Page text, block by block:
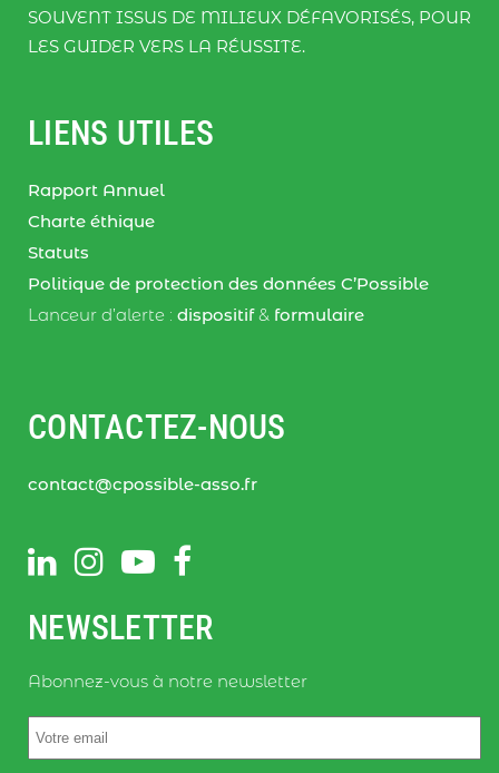
SOUVENT ISSUS DE MILIEUX DÉFAVORISÉS, POUR
LES GUIDER VERS LA RÉUSSITE.
LIENS UTILES
Rapport Annuel
Charte éthique
Statuts
Politique de protection des données C’Possible
Lanceur d’alerte : dispositif & formulaire
CONTACTEZ-NOUS
contact@cpossible-asso.fr
NEWSLETTER
Abonnez-vous à notre newsletter